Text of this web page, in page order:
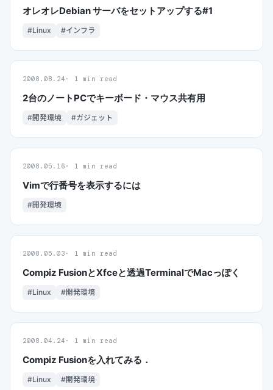
オレオレDebian サーバをセットアップする#1
#Linux #インフラ
2008.08.24 1 min read
2台のノートPCでキーボード・マウス共有用
#開発環境 #ガジェット
2008.05.16 1 min read
Vimで行番号を表示するには
#開発環境
2008.05.03 1 min read
Compiz FusionとXfceと透過TerminalでMacっぽく
#Linux #開発環境
2008.04.24 1 min read
Compiz Fusionを入れてみる．
#Linux #開発環境